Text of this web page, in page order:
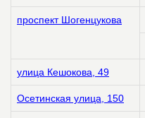
проспект Шогенцукова
улица Кешокова, 49
Осетинская улица, 150